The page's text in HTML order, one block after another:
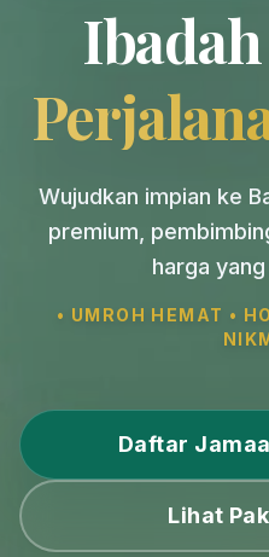
Ibadah
Wujudkan impian ke
premium,
harga
• UMROH HEMAT •
Daftar
Lihat